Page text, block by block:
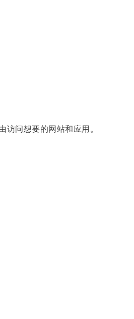
问想要的网站和应用。